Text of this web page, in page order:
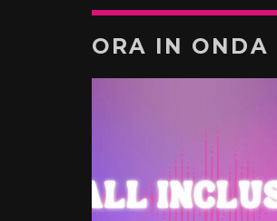
ORA IN ONDA